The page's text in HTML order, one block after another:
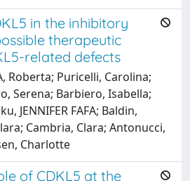
in the inhibitory
therapeutic
related defects
Roberta; Puricelli, Carolina;
Serena; Barbiero, Isabella;
JENNIFER FAFA; Baldin,
Cambria, Clara; Antonucci,
Charlotte
of CDKL5 at the